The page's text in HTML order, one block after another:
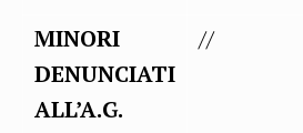
MINORI
DENUNCIATI
ALL’A.G.
//